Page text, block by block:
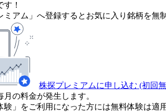
！
アム」へ登録するとお気に入り銘柄を無
株探プレミアムに申し込む (初回
の料金が発生します。
」をご利用になった方には無料体験は適